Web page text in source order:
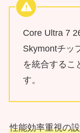
Core Ultra 7
Skymontチッ
を統合するこ
す。
性能効率重視の